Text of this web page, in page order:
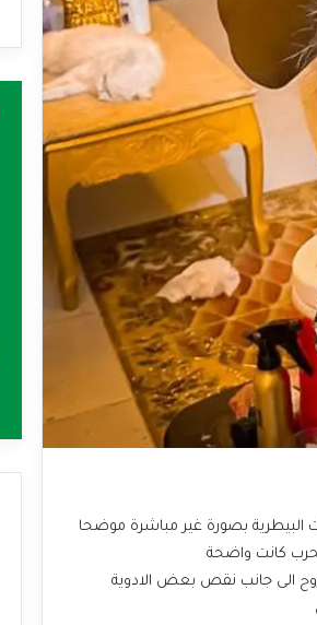
البيطرية بصورة غير مباشرة موضحا
كانت واضحة
الى جانب نقص بعض الادوية